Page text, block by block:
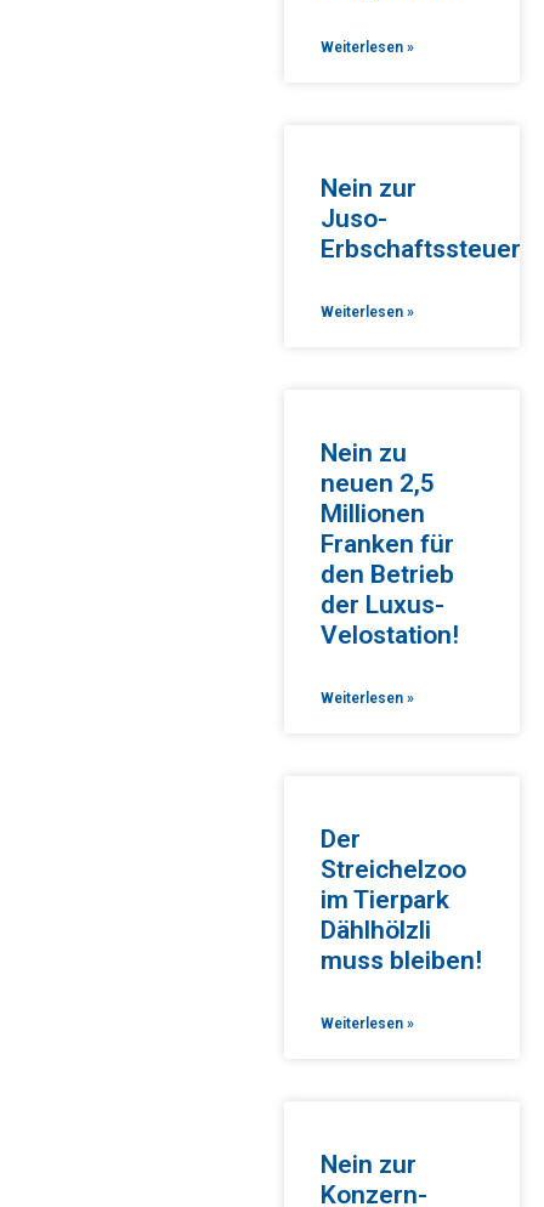
Weiterlesen »
Nein zur
Juso-
Erbschaftssteuer
Weiterlesen »
Nein zu
neuen 2,5
Millionen
Franken für
den Betrieb
der Luxus-
Velostation!
Weiterlesen »
Der
Streichelzoo
im Tierpark
Dählhölzli
muss bleiben!
Weiterlesen »
Nein zur
Konzern-